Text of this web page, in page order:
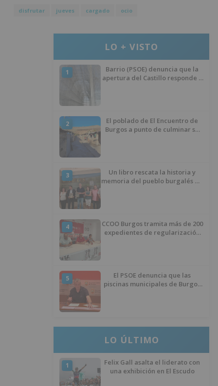
disfrutar jueves cargado ocio
LO + VISTO
1
Barrio (PSOE) denuncia que la
apertura del Castillo responde a
2
El poblado de El Encuentro de
Burgos a punto de culminar su
3
Un libro rescata la historia y
memoria del pueblo burgalés de
4
CCOO Burgos tramita más de 200
expedientes de regularización
5
El PSOE denuncia que las
piscinas municipales de Burgos
LO ÚLTIMO
1
Felix Gall asalta el liderato con
una exhibición en El Escudo